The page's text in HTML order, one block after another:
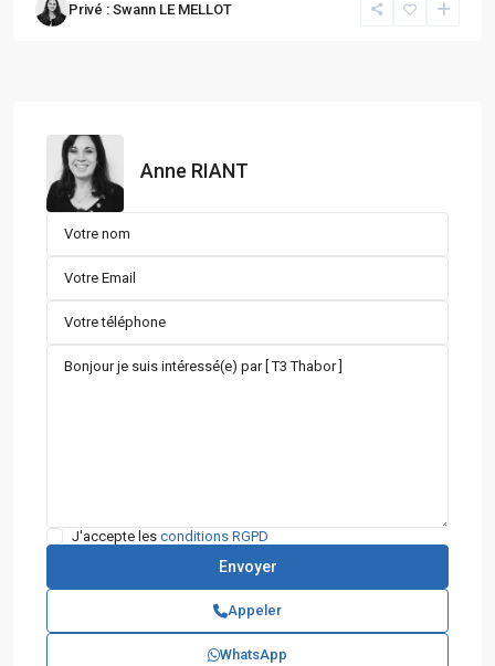
Privé : Swann LE MELLOT
Anne RIANT
J'accepte les conditions RGPD
Appeler
WhatsApp